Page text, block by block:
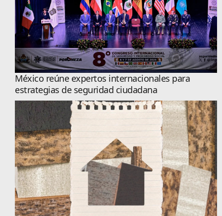
México reúne expertos internacionales para
estrategias de seguridad ciudadana